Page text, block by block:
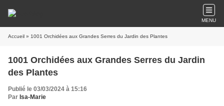
MENU
Accueil » 1001 Orchidées aux Grandes Serres du Jardin des Plantes
1001 Orchidées aux Grandes Serres du Jardin
des Plantes
Publié le 03/03/2024 à 15:16
Par Isa-Marie